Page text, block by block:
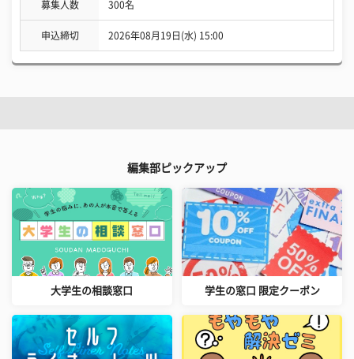
募集人数 300名
申込締切 2026年08月19日(水) 15:00
編集部ピックアップ
大学生の相談窓口 学生の窓口 限定クーポン